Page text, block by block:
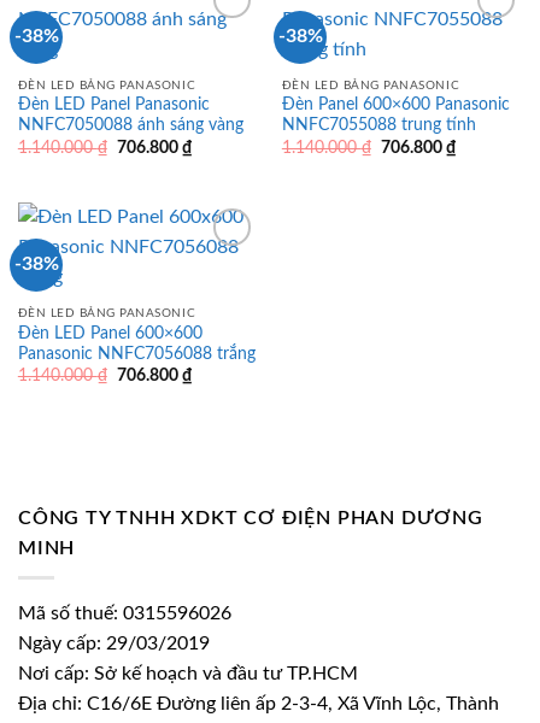
-38%
ĐÈN LED BẢNG PANASONIC
Đèn LED Panel Panasonic
NNFC7050088 ánh sáng vàng
1.140.000₫ Giá
706.800 ₫Giá
hiện
706.800 ₫.
-38%
ĐÈN LED BẢNG PANASONIC
Đèn Panel 600×600 Panasonic
NNFC7055088 trung tính
1.140.000₫ Giá
706.800 ₫Giá
hiện
-38%
ĐÈN LED BẢNG PANASONIC
Đèn LED Panel 600×600
Panasonic NNFC7056088 trắng
1.140.000₫ Giá
706.800 ₫Giá
CÔNG TY TNHH XDKT CƠ ĐIỆN PHAN DƯƠNG
MINH
Mã số thuế: 0315596026
Ngày cấp: 29/03/2019
Nơi cấp: Sở kế hoạch và đầu tư TP.HCM
Địa chỉ: C16/6E Đường liên ấp 2-3-4, Xã Vĩnh Lộc, Thành